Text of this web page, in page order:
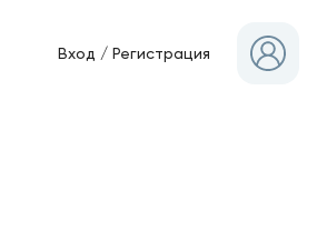
Вход /Регистрация